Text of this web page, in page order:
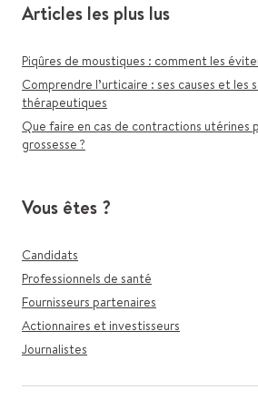
Articles les plus lus
Piqûres de moustiques : comment les
Comprendre l’urticaire : ses causes et les
thérapeutiques
Que faire en cas de contractions utérines
grossesse ?
Vous êtes ?
Candidats
Professionnels de santé
Fournisseurs partenaires
Actionnaires et investisseurs
Journalistes